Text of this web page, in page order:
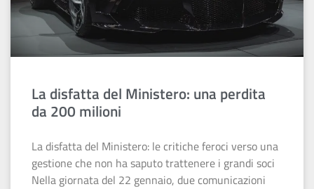
La disfatta del Ministero: una perdita
da 200 milioni
La disfatta del Ministero: le critiche feroci verso una
gestione che non ha saputo trattenere i grandi soci
Nella giornata del 22 gennaio, due comunicazioni